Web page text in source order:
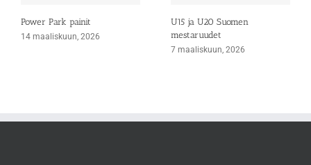
Power Park painit
14 maaliskuun, 2026
U15 ja U20 Suomen
mestaruudet
7 maaliskuun, 2026